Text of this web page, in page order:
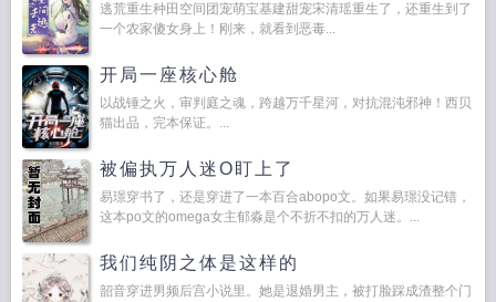
逃荒重生种田空间团宠萌宝基建甜宠宋清瑶重生了，还重生到了
一个农家傻女身上！刚来，就看到恶毒...
开局一座核心舱
以战锤之火，审判庭之魂，跨越万千星河，对抗混沌邪神！西贝
猫出品，完本保证。...
被偏执万人迷O盯上了
易璟穿书了，还是穿进了一本百合abopo文。如果易璟没记错，
这本po文的omega女主郁淼是个不折不扣的万人迷。...
我们纯阴之体是这样的
韶音穿进男频后宫小说里。她是退婚男主，被打脸踩成渣整个门